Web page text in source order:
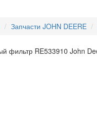
Запчасти JOHN DEERE